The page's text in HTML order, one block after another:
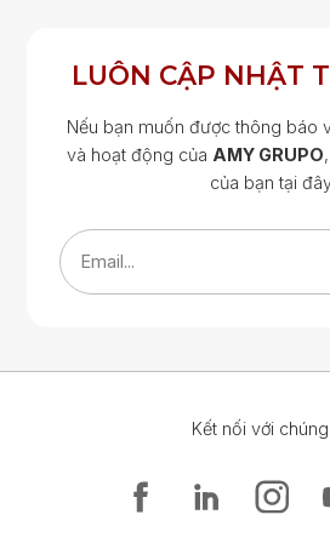
LUÔN CẬP NHẬT
Nếu bạn muốn được thông báo
và hoạt động của AMY GRUPO
của bạn tại
Email...
Kết nối với